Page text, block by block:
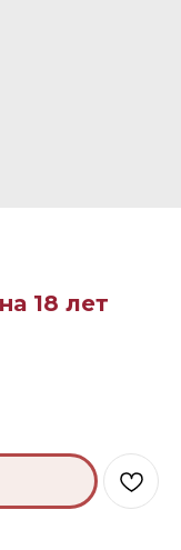
18 лет